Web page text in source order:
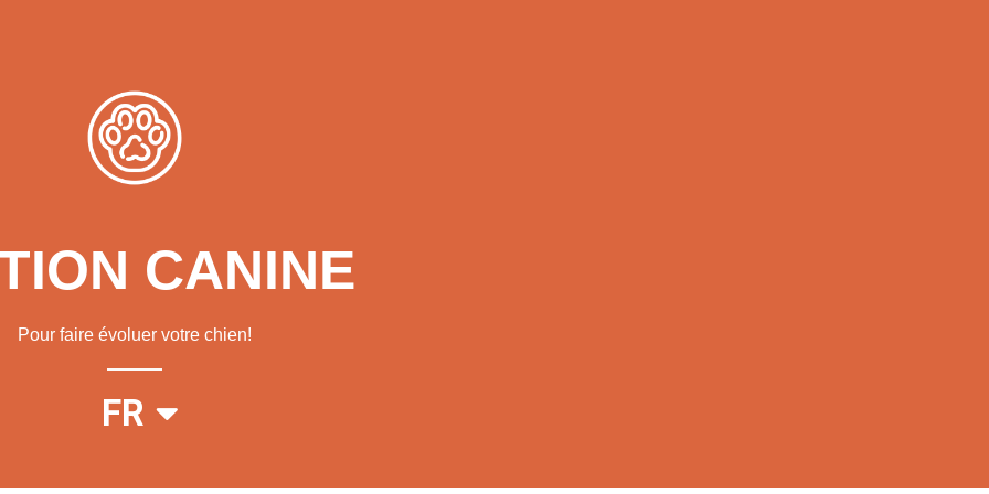
CANINE
Pour faire évoluer votre chien!
FR
EN